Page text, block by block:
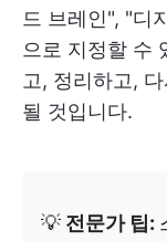
드 브레인", "디
으로 지정할 수
고, 정리하고,
될 것입니다.
💡 전문가 팁: